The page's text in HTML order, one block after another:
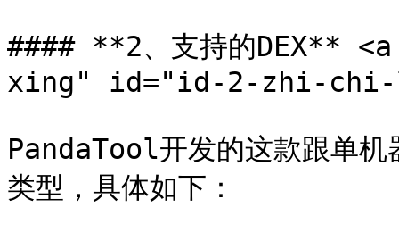
#### **2、支持的
xing" id="id-2-zhi-
PandaTool开发的这款跟单机
类型，具体如下：